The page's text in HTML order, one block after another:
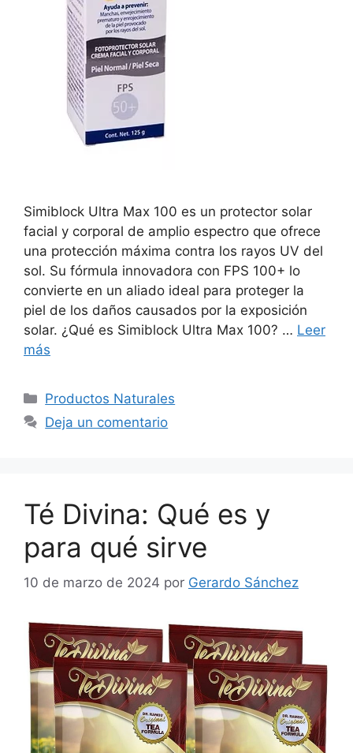
Simiblock Ultra Max 100 es un protector solar
facial y corporal de amplio espectro que ofrece
una protección máxima contra los rayos UV del
sol. Su fórmula innovadora con FPS 100+ lo
convierte en un aliado ideal para proteger la
piel de los daños causados por la exposición
solar. ¿Qué es Simiblock Ultra Max 100? … Leer
más
Categorías
Productos Naturales
Deja un comentario
Té Divina: Qué es y
para qué sirve
10 de marzo de 2024 por Gerardo Sánchez